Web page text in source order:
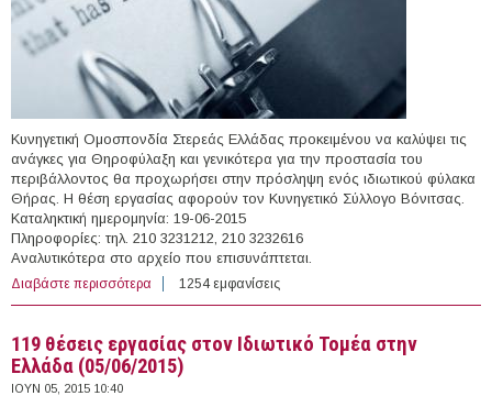
Κυνηγετική Ομοσπονδία Στερεάς Ελλάδας προκειμένου να καλύψει τις
ανάγκες για Θηροφύλαξη και γενικότερα για την προστασία του
περιβάλλοντος θα προχωρήσει στην πρόσληψη ενός ιδιωτικού φύλακα
Θήρας. Η θέση εργασίας αφορούν τον Κυνηγετικό Σύλλογο Βόνιτσας.
Καταληκτική ημερομηνία: 19-06-2015
Πληροφορίες: τηλ. 210 3231212, 210 3232616
Αναλυτικότερα στο αρχείο που επισυνάπτεται.
Διαβάστε περισσότερα για Θηροφύλακας στην Δ' Κυνηγετική Ομοσπονδία
Στερεάς Ελλάδας
1254 εμφανίσεις
119 θέσεις εργασίας στον Ιδιωτικό Τομέα στην
Ελλάδα (05/06/2015)
ΙΟΥΝ 05, 2015 10:40